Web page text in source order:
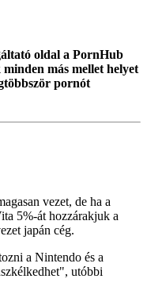
oldal a PornHub
minden más mellet helyet
pornót
vezet, de ha a
5%-át hozzárakjuk a
japán cég.
a Nintendo és a
utóbbi